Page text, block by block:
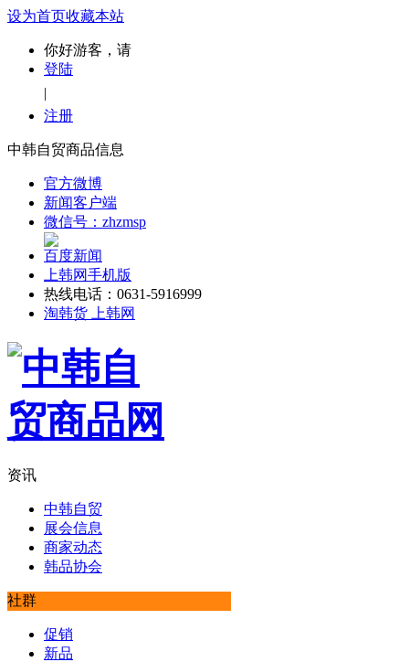
设为首页收藏本站
你好游客，请
登陆
|
注册
中韩自贸商品信息
官方微博
新闻客户端
微信号：zhzmsp
百度新闻
上韩网手机版
热线电话：0631-5916999
淘韩货 上韩网
资讯
中韩自贸
展会信息
商家动态
韩品协会
社群
促销
新品